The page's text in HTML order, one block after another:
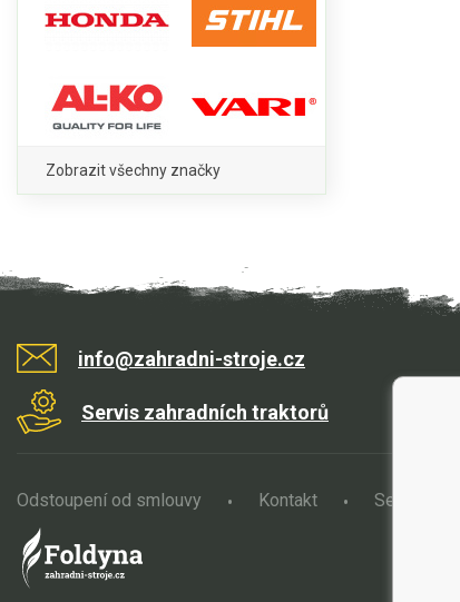
Zobrazit všechny značky
info@zahradni-stroje.cz
Servis zahradních traktorů
Odstoupení od smlouvy Kontakt Servis